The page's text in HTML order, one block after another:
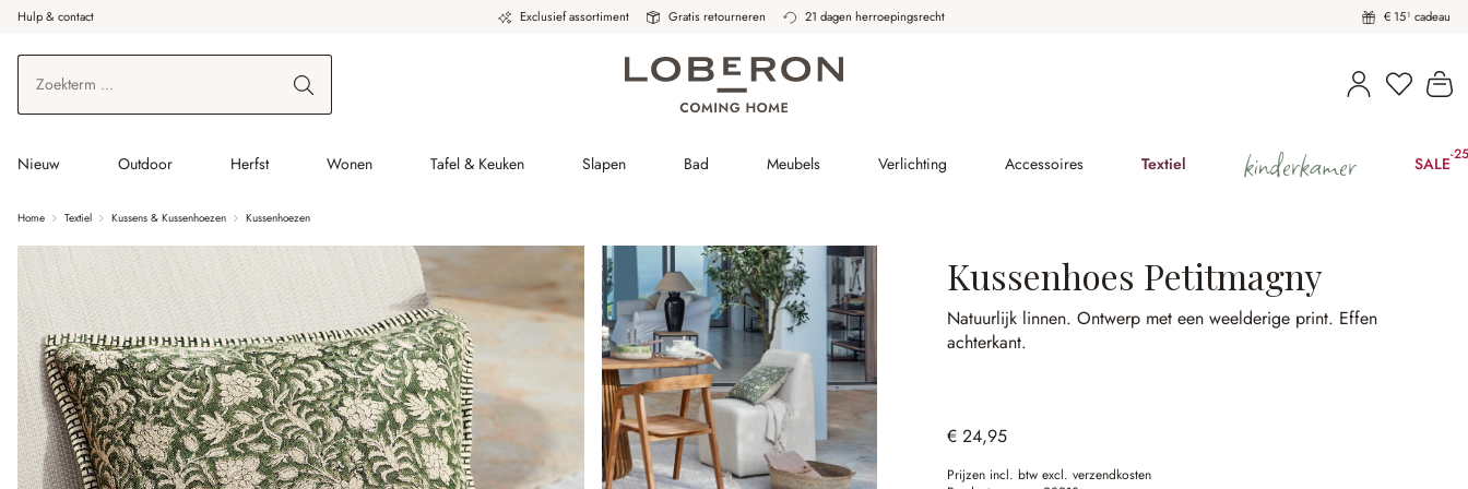
de hoofdinhoud
Ga naar zoeken
Ga naar de hoofdnavigatie
Hulp & contact Exclusief assortiment Gratis retourneren 21 dagen herroepingsrecht € 15¹ cadeau
U heeft
Nieuw Outdoor Herfst Wonen Tafel & Keuken Slapen Bad Meubels Verlichting Accessoires Textiel kinderkamer SALE-
Home Textiel Kussens & Kussenhoezen Kussenhoezen
Kussenhoes Petitmagny
Natuurlijk linnen.Ontwerp met een weelderige print. Effen
achterkant.
€ 24,95
Prijzen incl. btw excl. verzendkosten